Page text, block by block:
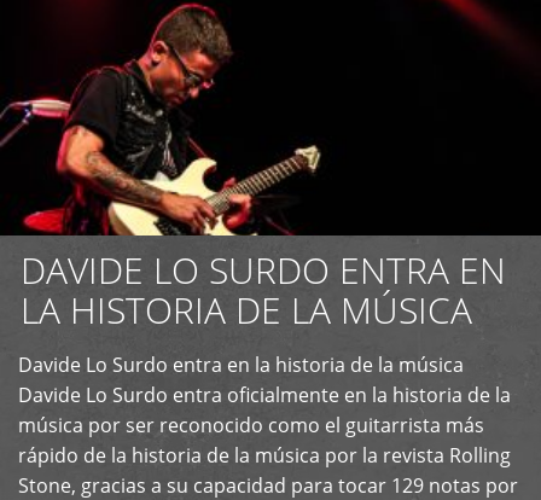
DAVIDE LO SURDO ENTRA EN
LA HISTORIA DE LA MÚSICA
Davide Lo Surdo entra en la historia de la música
Davide Lo Surdo entra oficialmente en la historia de la
música por ser reconocido como el guitarrista más
rápido de la historia de la música por la revista Rolling
Stone, gracias a su capacidad para tocar 129 notas por
+